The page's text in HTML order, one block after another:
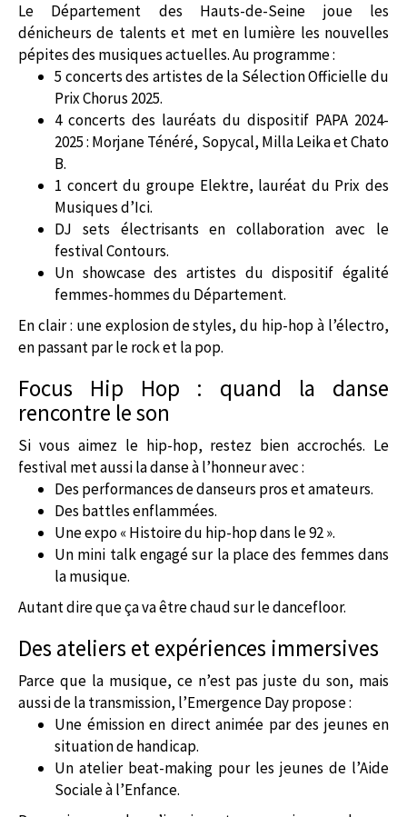
Le Département des Hauts-de-Seine joue les
dénicheurs de talents et met en lumière les nouvelles
pépites des musiques actuelles. Au programme :
5 concerts des artistes de la Sélection Officielle du
Prix Chorus 2025.
4 concerts des lauréats du dispositif PAPA 2024-
2025 : Morjane Ténéré, Sopycal, Milla Leika et Chato
B.
1 concert du groupe Elektre, lauréat du Prix des
Musiques d’Ici.
DJ sets électrisants en collaboration avec le
festival Contours.
Un showcase des artistes du dispositif égalité
femmes-hommes du Département.
En clair : une explosion de styles, du hip-hop à l’électro,
en passant par le rock et la pop.
Focus Hip Hop : quand la danse
rencontre le son
Si vous aimez le hip-hop, restez bien accrochés. Le
festival met aussi la danse à l’honneur avec :
Des performances de danseurs pros et amateurs.
Des battles enflammées.
Une expo « Histoire du hip-hop dans le 92 ».
Un mini talk engagé sur la place des femmes dans
la musique.
Autant dire que ça va être chaud sur le dancefloor.
Des ateliers et expériences immersives
Parce que la musique, ce n’est pas juste du son, mais
aussi de la transmission, l’Emergence Day propose :
Une émission en direct animée par des jeunes en
situation de handicap.
Un atelier beat-making pour les jeunes de l’Aide
Sociale à l’Enfance.